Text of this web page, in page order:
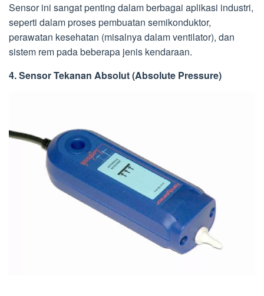
Sensor ini sangat penting dalam berbagai aplikasi industri,
seperti dalam proses pembuatan semikonduktor,
perawatan kesehatan (misalnya dalam ventilator), dan
sistem rem pada beberapa jenis kendaraan.
4. Sensor Tekanan Absolut (Absolute Pressure)